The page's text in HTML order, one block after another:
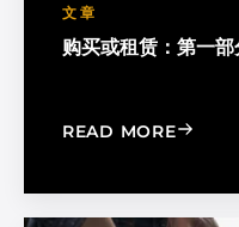
文章
购买或租赁：第一部
READ MORE: BUY